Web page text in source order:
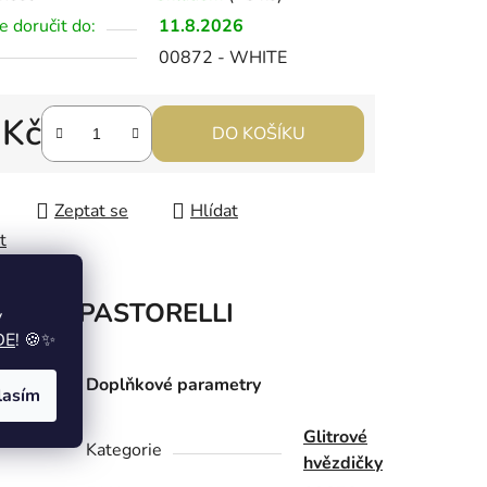
! 🍪✨
doručit do:
11.8.2026
00872 - WHITE
DO KOŠÍKU
Zeptat se
Hlídat
PASTORELLI
Doplňkové parametry
Kategorie
Glitrové
hvězdičky